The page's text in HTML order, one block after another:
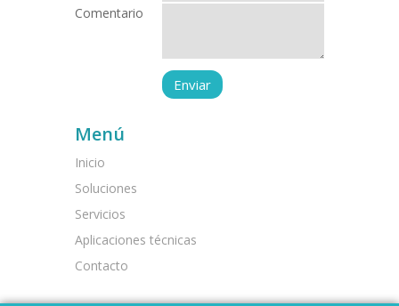
Comentario
Menú
Inicio
Soluciones
Servicios
Aplicaciones técnicas
Contacto